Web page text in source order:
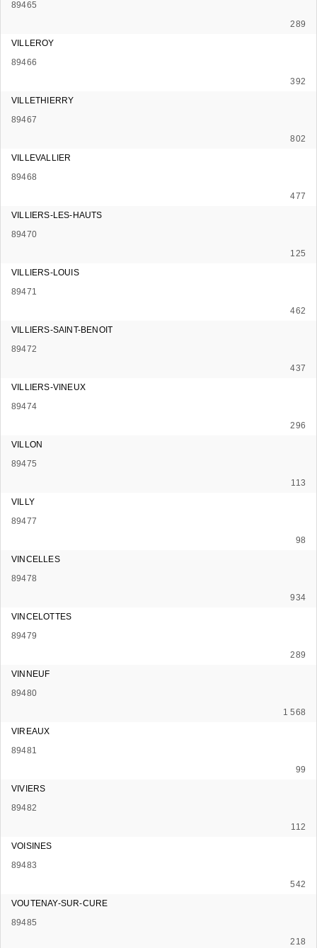
89465
289
VILLEROY
89466
392
VILLETHIERRY
89467
802
VILLEVALLIER
89468
477
VILLIERS-LES-HAUTS
89470
125
VILLIERS-LOUIS
89471
462
VILLIERS-SAINT-BENOIT
89472
437
VILLIERS-VINEUX
89474
296
VILLON
89475
113
VILLY
89477
98
VINCELLES
89478
934
VINCELOTTES
89479
289
VINNEUF
89480
1 568
VIREAUX
89481
99
VIVIERS
89482
112
VOISINES
89483
542
VOUTENAY-SUR-CURE
89485
218